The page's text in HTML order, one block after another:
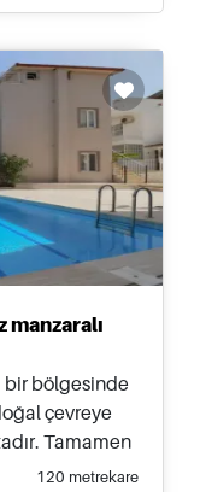
manzaralı
bir bölgesinde
çevreye
Tamamen
hazırdır.
120 metrekare